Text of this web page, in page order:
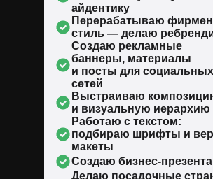
айдентику
Перерабатываю
стиль — делаю
Создаю рекламные
баннеры, материалы
и посты для социальных
сетей
Выстраиваю
и визуальную иерархию
Работаю с текстом:
подбираю шрифты и
макеты
Создаю бизнес-
Делаю посадочные